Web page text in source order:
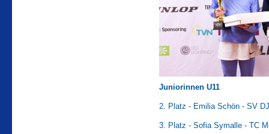
Juniorinnen U11
2. Platz - Emilia Schön - SV
3. Platz - Sofia Symalle - TC